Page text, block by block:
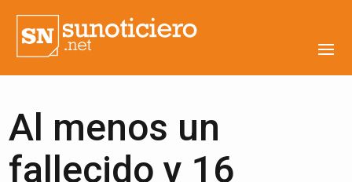
Al menos un
fallecido y 16